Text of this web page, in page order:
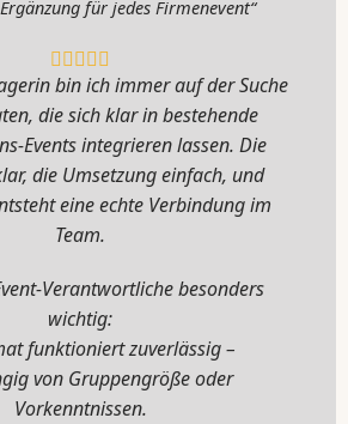
für jedes Firmenevent“
bin ich immer auf der Suche
die sich klar in bestehende
Events integrieren lassen. Die
die Umsetzung einfach, und
eine echte Verbindung im
Team.
Verantwortliche besonders
wichtig:
funktioniert zuverlässig –
von Gruppengröße oder
Vorkenntnissen.